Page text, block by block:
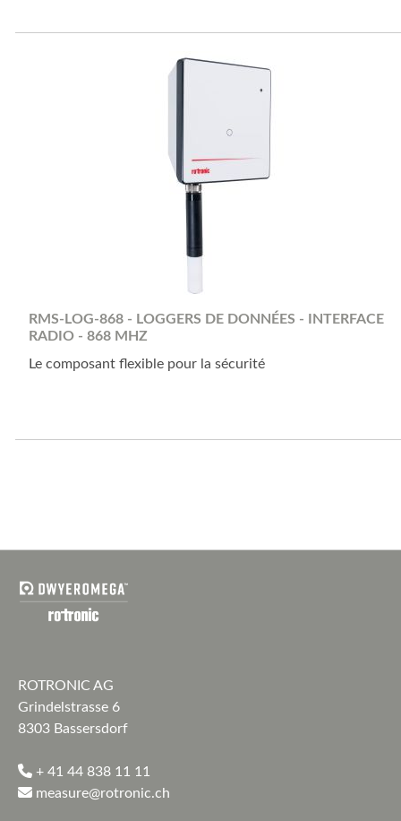
RMS-LOG-868 - LOGGERS DE DONNÉES - INTERFACE
RADIO - 868 MHZ
Le composant flexible pour la sécurité
ROTRONIC AG
Grindelstrasse 6
8303 Bassersdorf
+ 41 44 838 11 11
measure@rotronic.ch